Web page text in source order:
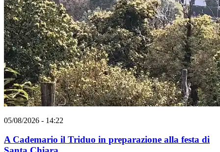
05/08/2026 - 14:22
A Cademario il Triduo in preparazione alla festa di